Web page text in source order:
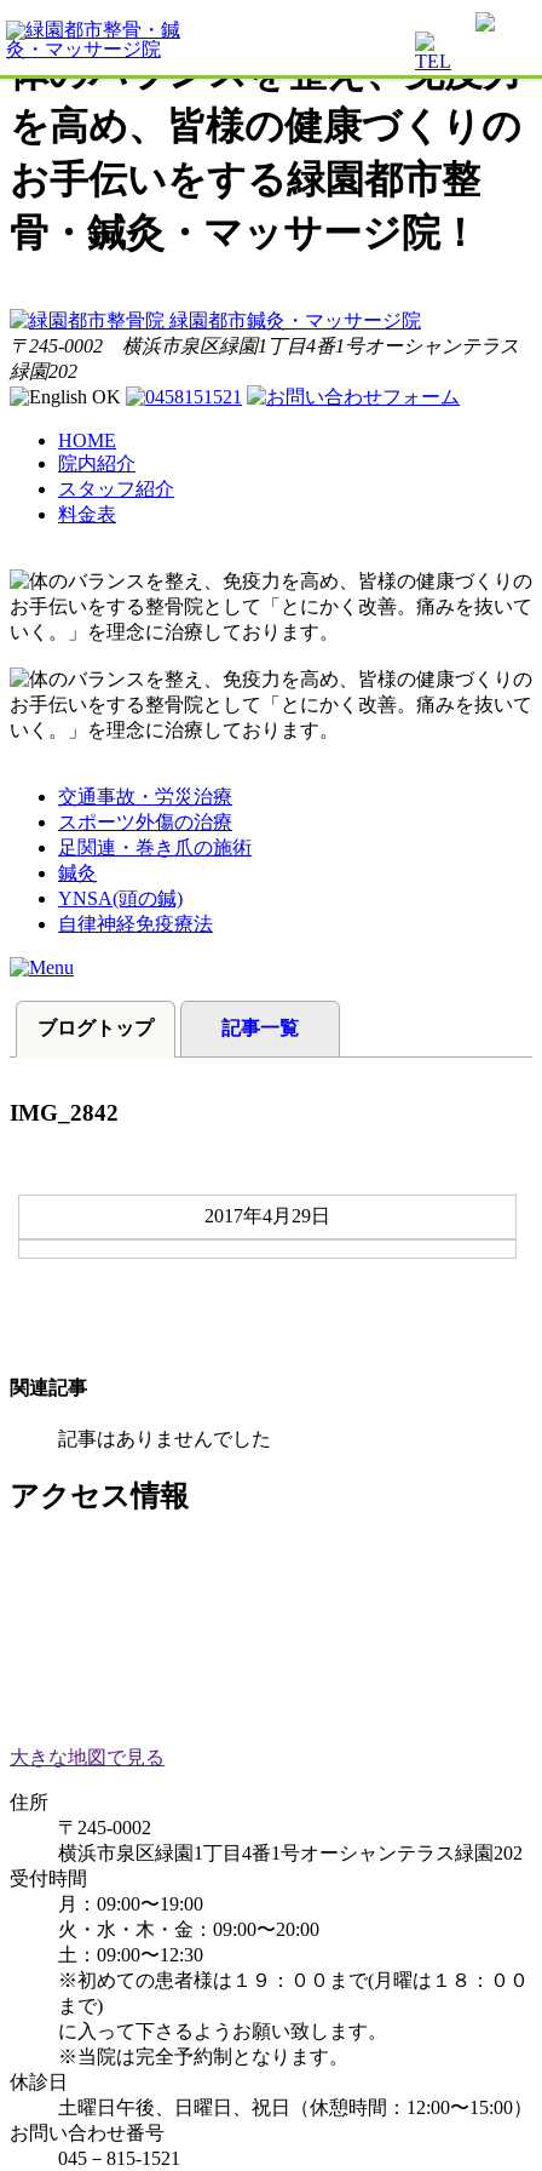
体のバランスを整え、免疫力
を高め、皆様の健康づくりの
お手伝いをする緑園都市整
骨・鍼灸・マッサージ院！
〒245-0002 横浜市泉区緑園1丁目4番1号オーシャンテラス
緑園202
HOME
院内紹介
スタッフ紹介
料金表
交通事故・労災治療
スポーツ外傷の治療
足関連・巻き爪の施術
鍼灸
YNSA(頭の鍼)
自律神経免疫療法
ブログトップ 記事一覧
IMG_2842
2017年4月29日
関連記事
記事はありませんでした
アクセス情報
大きな地図で見る
住所
〒245-0002
横浜市泉区緑園1丁目4番1号オーシャンテラス緑園202
受付時間
月：09:00〜19:00
火・水・木・金：09:00〜20:00
土：09:00〜12:30
※初めての患者様は１９：００まで(月曜は１８：００
まで)
に入って下さるようお願い致します。
※当院は完全予約制となります。
休診日
土曜日午後、日曜日、祝日（休憩時間：12:00〜15:00）
お問い合わせ番号
045－815-1521